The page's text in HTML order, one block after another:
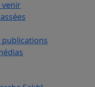
venir
publications